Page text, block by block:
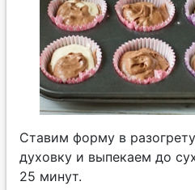
Ставим форму в
духовку и выпекаем до
25 минут.